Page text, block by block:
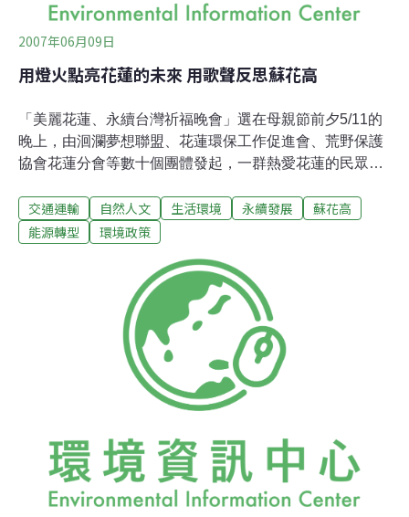
2007年06月09日
用燈火點亮花蓮的未來 用歌聲反思蘇花高
「美麗花蓮、永續台灣祈福晚會」選在母親節前夕5/11的
晚上，由洄瀾夢想聯盟、花蓮環保工作促進會、荒野保護
協會花蓮分會等數十個團體發起，一群熱愛花蓮的民眾在
太平洋左岸的花蓮市六期重劃區，是希望能夠在蘇花高速
公路計畫的爭議時節，表達他們不同的聲音，期待政府能
海風裡，民歌運動之父胡德夫與花蓮在地老中青三代的團
體，透過歌聲、行動劇、言語分享和點燈祈福，與大家思
考興建蘇花高帶來的究竟是好或不好，思考眼前是誰的土
地、誰的海，以及是誰要決定我們孩子的未來。沒有政治
說詞、利益糾葛與煽搧情誇張的演出，整個感恩晚會的演
出者們以最真誠而平實的方式說出自己的話，齊聲合唱
著；參與的民眾人手一支燭光，聚集著點點的光亮，要為
交通運輸 自然人文 生活環境 永續發展
蘇花高
能源轉型
環境政策